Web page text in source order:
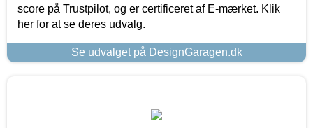
score på Trustpilot, og er certificeret af E-mærket. Klik
her for at se deres udvalg.
Se udvalget på DesignGaragen.dk